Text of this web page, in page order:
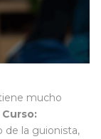
mucho
Curso:
de la guionista,